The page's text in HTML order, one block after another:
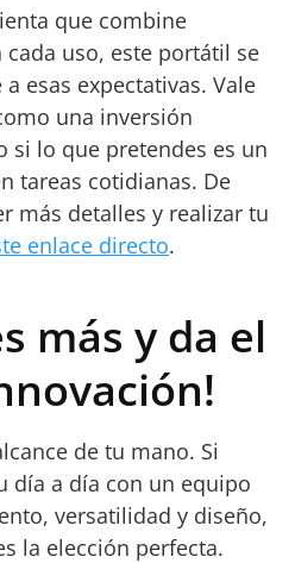
que combine
uso, este portátil se
esas expectativas. Vale
una inversión
si lo que pretendes es un
tareas cotidianas. De
más detalles y realizar tu
enlace directo.
más y da el
de tu mano. Si
día a día con un equipo
versatilidad y diseño,
la elección perfecta.